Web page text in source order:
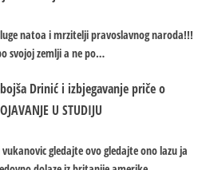
natoa i mrzitelji pravoslavnog naroda!!!
svojoj zemlji a ne po…
Drinić i izbjegavanje priče o
U STUDIJU
gledajte ovo gledajte ono lazu ja